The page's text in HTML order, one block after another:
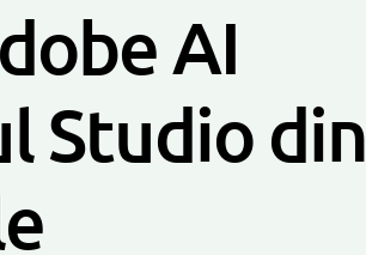
AI
Studio din